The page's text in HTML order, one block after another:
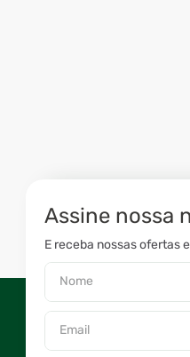
Assine nossa
E receba nossas ofertas